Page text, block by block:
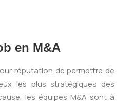
en M&A
réputation de permettre de
les plus stratégiques des
les équipes M&A sont à